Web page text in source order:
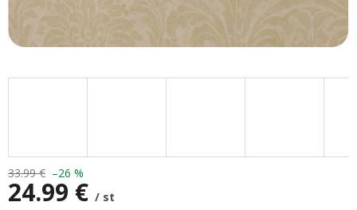
33.99 € –26 %
24.99 € / st